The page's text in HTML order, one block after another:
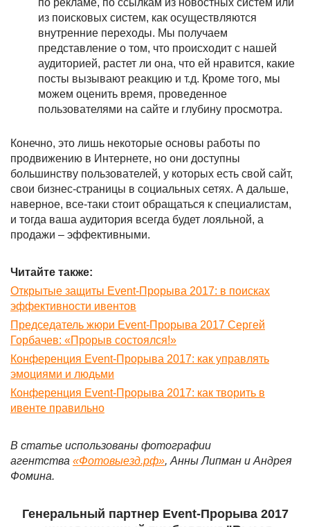
по рекламе, по ссылкам из новостных систем или
из поисковых систем, как осуществляются
внутренние переходы. Мы получаем
представление о том, что происходит с нашей
аудиторией, растет ли она, что ей нравится, какие
посты вызывают реакцию и т.д. Кроме того, мы
можем оценить время, проведенное
пользователями на сайте и глубину просмотра.
Конечно, это лишь некоторые основы работы по
продвижению в Интернете, но они доступны
большинству пользователей, у которых есть свой сайт,
свои бизнес-страницы в социальных сетях. А дальше,
наверное, все-таки стоит обращаться к специалистам,
и тогда ваша аудитория всегда будет лояльной, а
продажи – эффективными.
Читайте также:
Открытые защиты Event-Прорыва 2017: в поисках
эффективности ивентов
Председатель жюри Event-Прорыва 2017 Сергей
Горбачев: «Прорыв состоялся!»
Конференция Event-Прорыва 2017: как управлять
эмоциями и людьми
Конференция Event-Прорыва 2017: как творить в
ивенте правильно
В статье использованы фотографии
агентства «Фотовыезд.рф», Анны Липман и Андрея
Фомина.
Генеральный партнер Event-Прорыва 2017